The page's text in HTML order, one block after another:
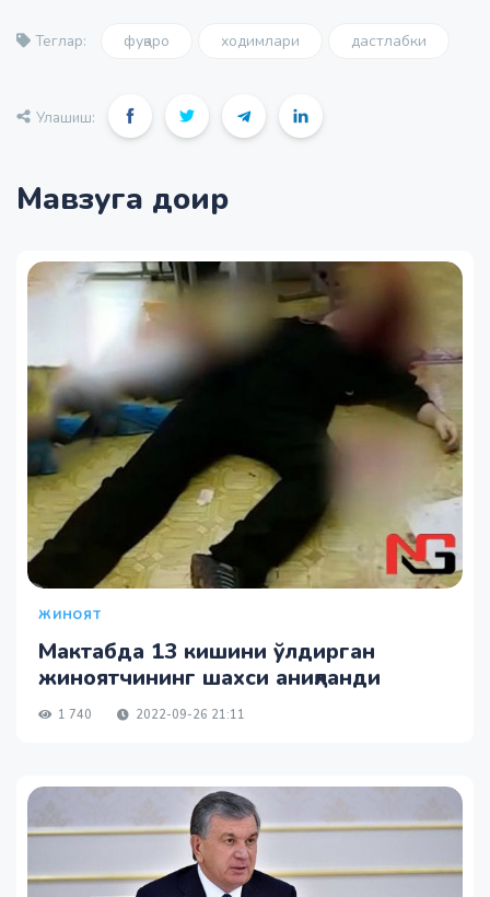
Теглар: фуқаро ходимлари дастлабки
Улашиш:
Мавзуга доир
ЖИНОЯТ
Мактабда 13 кишини ўлдирган
жиноятчининг шахси аниқланди
1 740 2022-09-26 21:11